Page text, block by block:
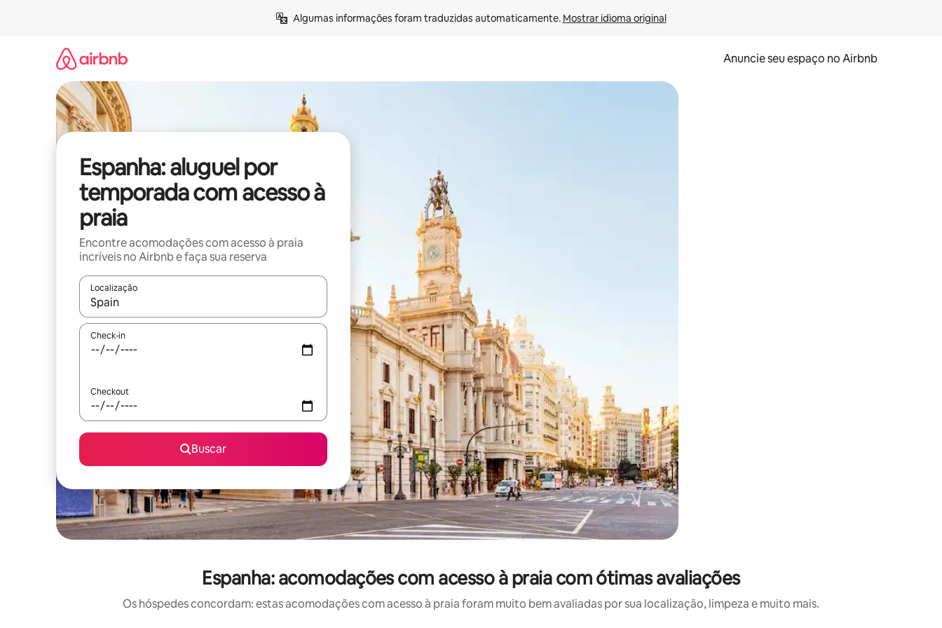
Algumas informações foram traduzidas automaticamente. Mostrar idioma original
Anuncie seu espaço no Airbnb
Espanha: aluguel por
temporada com acesso à
praia
Encontre acomodações com acesso à praia
incríveis no Airbnb e faça sua reserva
Localização
Quando os resultados estiverem disponíveis, explore-os usando as seta para cima e para baixo do teclado ou tocando e deslizando o dedo na tela.
Check-in
Checkout
Buscar
Espanha: acomodações com acesso à praia com ótimas avaliações
Os hóspedes concordam: estas acomodações com acesso à praia foram muito bem avaliadas por sua localização, limpeza e muito mais.